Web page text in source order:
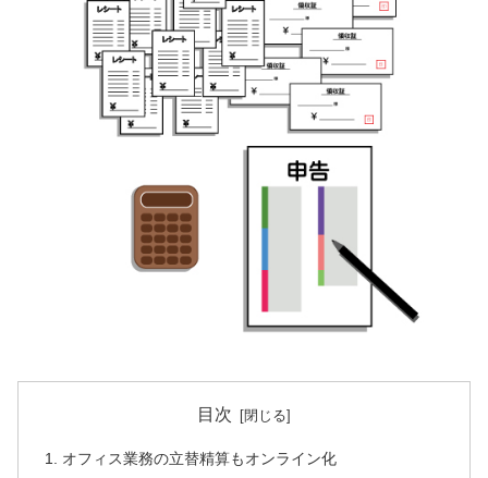
目次
オフィス業務の立替精算もオンライン化